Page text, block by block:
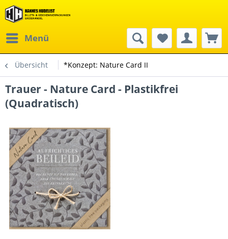
Menü
Übersicht *Konzept: Nature Card II
Trauer - Nature Card - Plastikfrei
(Quadratisch)